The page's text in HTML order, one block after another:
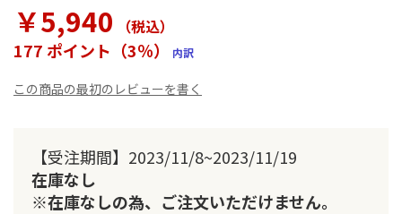
￥5,940 （税込）
177 ポイント（3％） 内訳
この商品の最初のレビューを書く
【受注期間】2023/11/8~2023/11/19
在庫なし
※在庫なしの為、ご注文いただけません。
リ
ー
の
初
る